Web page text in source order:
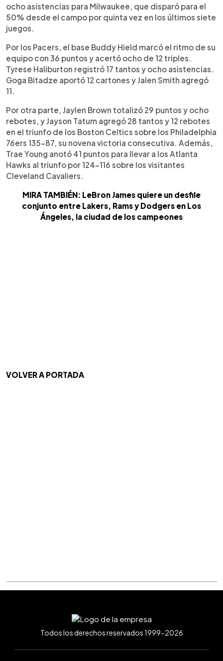
ocho asistencias para Milwaukee, que disparó para el
50% desde el campo por quinta vez en los últimos siete
juegos.
Por los Pacers, el base Buddy Hield marcó el ritmo de su
equipo con 36 puntos y acertó ocho de 12 triples.
Tyrese Haliburton registró 17 tantos y ocho asistencias.
Goga Bitadze aportó 12 cartones y Jalen Smith agregó
11.
Por otra parte, Jaylen Brown totalizó 29 puntos y ocho
rebotes, y Jayson Tatum agregó 28 tantos y 12 rebotes
en el triunfo de los Boston Celtics sobre los Philadelphia
76ers 135-87, su novena victoria consecutiva. Además,
Trae Young anotó 41 puntos para llevar a los Atlanta
Hawks al triunfo por 124-116 sobre los visitantes
Cleveland Cavaliers.
MIRA TAMBIÉN: LeBron James quiere un desfile
conjunto entre Lakers, Rams y Dodgers en Los
Ángeles, la ciudad de los campeones
VOLVER A PORTADA
Todos los derechos reservados 1999-2026